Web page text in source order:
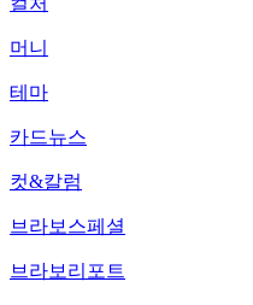
머니
테마
카드뉴스
컷&칼럼
브라보스페셜
브라보리포트